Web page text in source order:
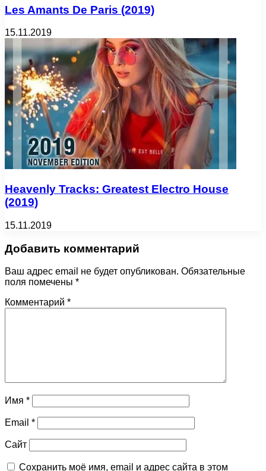
Les Amants De Paris (2019)
15.11.2019
Heavenly Tracks: Greatest Electro House
(2019)
15.11.2019
Добавить комментарий
Ваш адрес email не будет опубликован. Обязательные
поля помечены *
Комментарий *
Имя *
Email *
Сайт
Сохранить моё имя, email и адрес сайта в этом